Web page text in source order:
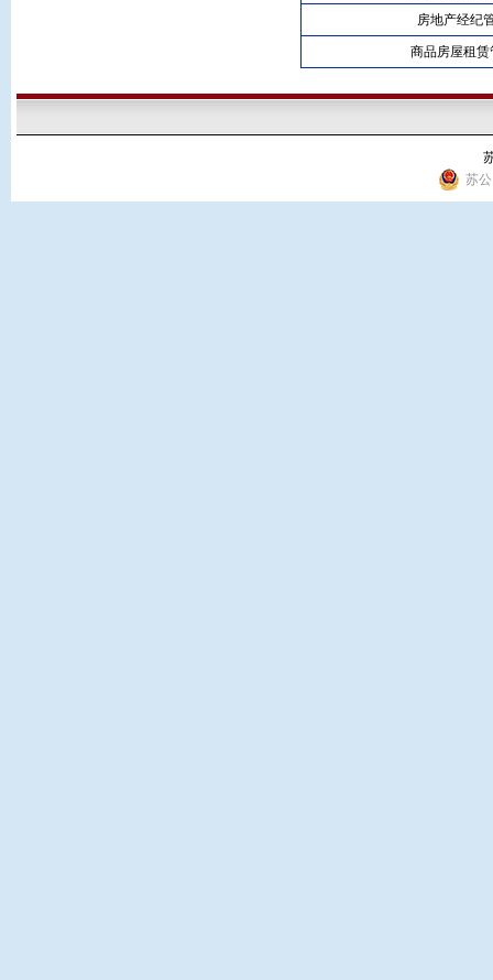
房地产经纪
商品房屋租赁
苏公